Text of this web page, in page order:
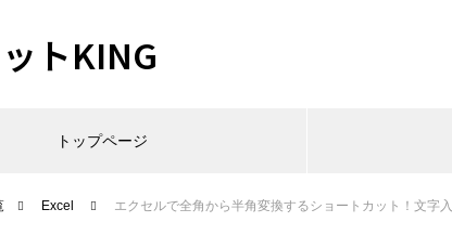
トKING
トップページ
Excel エクセルで全角から半角変換するショートカット！文字